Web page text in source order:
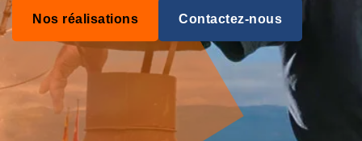
Nos réalisations Contactez-nous